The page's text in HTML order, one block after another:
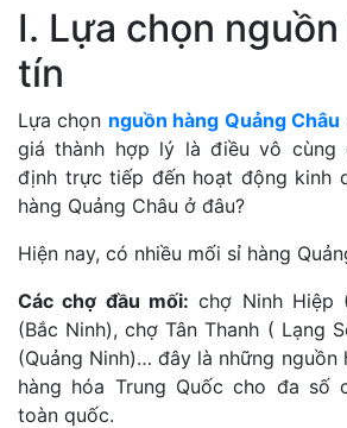
I. Lựa chọn
tín
Lựa chọn nguồn hàng Quảng Châu
giá thành hợp lý là điều vô cùng
định trực tiếp đến hoạt động kinh
hàng Quảng Châu ở đâu?
Hiện nay, có nhiều mối sỉ hàng
Các chợ đầu mối: chợ Ninh Hiệp
(Bắc Ninh), chợ Tân Thanh ( Lạng
(Quảng Ninh)… đây là những nguồn
hàng hóa Trung Quốc cho đa số
toàn quốc.